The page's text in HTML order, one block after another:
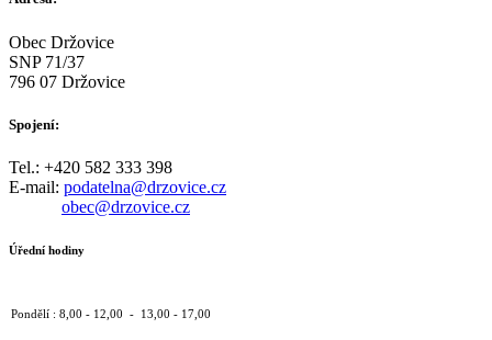
Obec Držovice
SNP 71/37
796 07 Držovice
Spojení:
Tel.: +420 582 333 398
E-mail: podatelna@drzovice.cz
obec@drzovice.cz
Úřední hodiny
Pondělí : 8,00 - 12,00 - 13,00 - 17,00